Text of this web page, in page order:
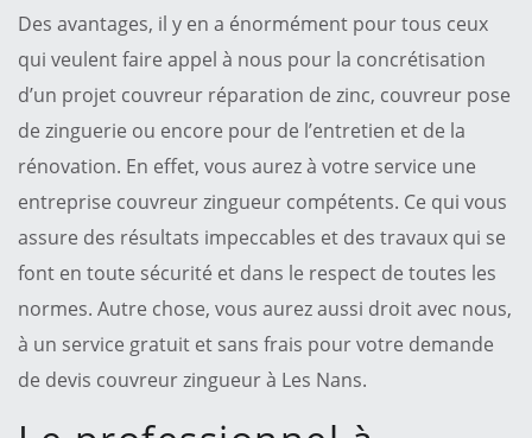
Des avantages, il y en a énormément pour tous ceux
qui veulent faire appel à nous pour la concrétisation
d’un projet couvreur réparation de zinc, couvreur pose
de zinguerie ou encore pour de l’entretien et de la
rénovation. En effet, vous aurez à votre service une
entreprise couvreur zingueur compétents. Ce qui vous
assure des résultats impeccables et des travaux qui se
font en toute sécurité et dans le respect de toutes les
normes. Autre chose, vous aurez aussi droit avec nous,
à un service gratuit et sans frais pour votre demande
de devis couvreur zingueur à Les Nans.